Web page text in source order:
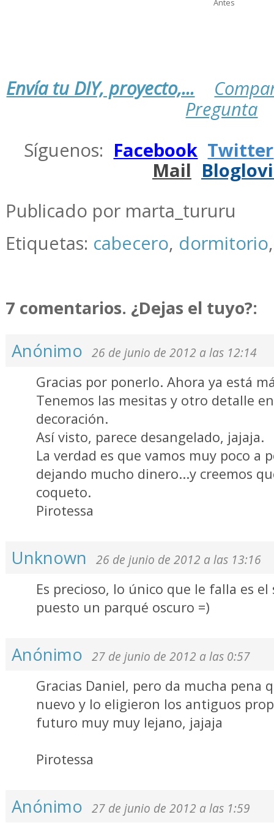
Antes
Envía tu DIY, proyecto,...
Pregunta
Síguenos: Facebook Twitter
Mail
Publicado por marta_tururu
Etiquetas: cabecero, dormitorio
7 comentarios. ¿Dejas el tuyo?:
Anónimo
26 de junio de 2012 a las 12:14
Gracias por ponerlo. Ahora ya está
Tenemos las mesitas y otro detalle
decoración.
Así visto, parece desangelado, jajaja.
La verdad es que vamos muy poco a
dejando mucho dinero...y creemos
coqueto.
Pirotessa
Unknown 26 de junio de 2012 a las 13:16
Es precioso, lo único que le falla es
puesto un parqué oscuro =)
Anónimo 27 de junio de 2012 a las 0:57
Gracias Daniel, pero da mucha pena
nuevo y lo eligieron los antiguos
futuro muy muy lejano, jajaja
Pirotessa
Anónimo 27 de junio de 2012 a las 1:59